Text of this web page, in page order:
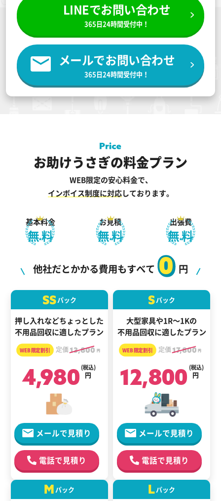
LINEでお問い合わせ
365日24時間受付中！
メールでお問い合わせ
365日24時間受付中！
お助けうさぎの料金プラン
WEB限定の安心料金で、
インボイス制度に対応しております。
基本料金
無料
お見積
無料
出張費
無料
他社だとかかる費用もすべて
0
円
SSパック
押し入れなどちょっとした
不用品回収に適したプラン
定価13,800 円
4,980 円
(税込)
メールで見積り
電話で見積り
Sパック
大型家具や1R～1Kの
不用品回収に適したプラン
定価17,800 円
12,800 円
(税込)
メールで見積り
電話で見積り
M パック Lパック